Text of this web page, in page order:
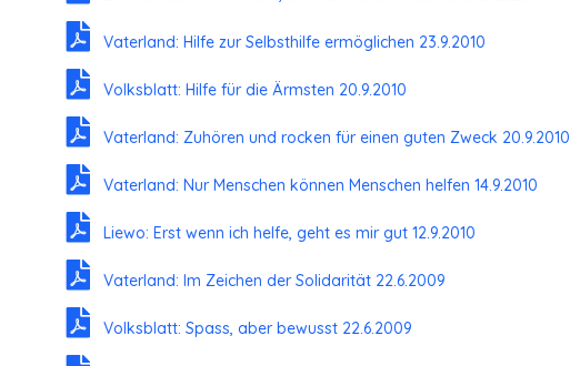
Vaterland: Hilfe zur Selbsthilfe ermöglichen 23.9.2010
Volksblatt: Hilfe für die Ärmsten 20.9.2010
Vaterland: Zuhören und rocken für einen guten Zweck 20.9.2010
Vaterland: Nur Menschen können Menschen helfen 14.9.2010
Liewo: Erst wenn ich helfe, geht es mir gut 12.9.2010
Vaterland: Im Zeichen der Solidarität 22.6.2009
Volksblatt: Spass, aber bewusst 22.6.2009